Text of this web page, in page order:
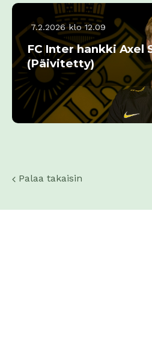
7.2.2026 klo 12.09
FC Inter hankki Axel
(Päivitetty)
Palaa takaisin